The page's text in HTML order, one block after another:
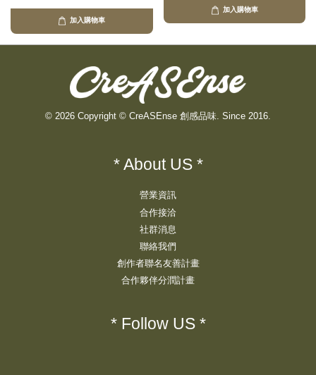
加入購物車
加入購物車
© 2026 Copyright © CreASEnse 創感品味. Since 2016.
* About US *
營業資訊
合作接洽
社群消息
聯絡我們
創作者聯名友善計畫
合作夥伴分潤計畫
* Follow US *